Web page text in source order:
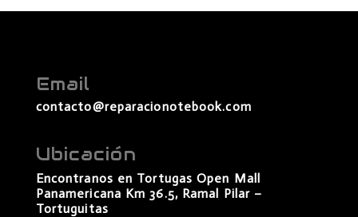
Email
contacto@reparacionotebook.com
Ubicación
Encontranos en Tortugas Open Mall
Panamericana Km 36.5, Ramal Pilar –
Tortuguitas